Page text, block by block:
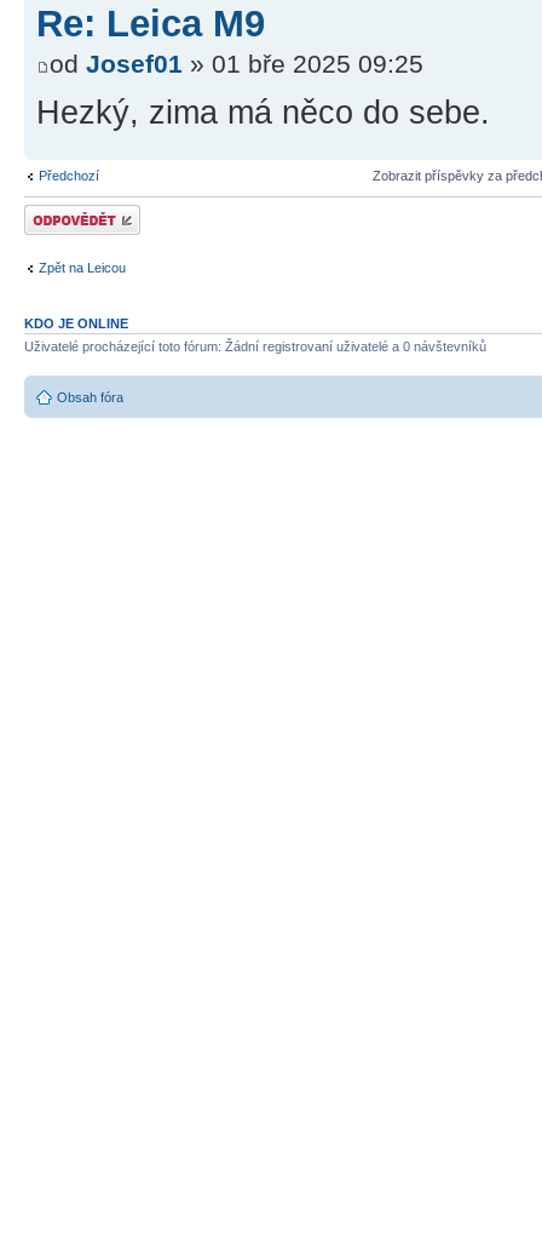
Re: Leica M9
od Josef01 » 01 bře 2025 09:25
Hezký, zima má něco do sebe.
Předchozí Zobrazit příspěvky za
Odeslat odpověď
Zpět na Leicou
KDO JE ONLINE
Uživatelé procházející toto fórum: Žádní registrovaní uživatelé a 0 návštevníků
Obsah fóra